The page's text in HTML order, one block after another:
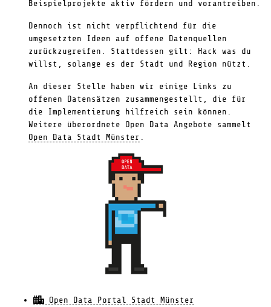
Beispielprojekte aktiv fördern und vorantreiben.
Dennoch ist nicht verpflichtend für die
umgesetzten Ideen auf offene Datenquellen
zurückzugreifen. Stattdessen gilt: Hack was du
willst, solange es der Stadt und Region nützt.
An dieser Stelle haben wir einige Links zu
offenen Datensätzen zusammengestellt, die für
die Implementierung hilfreich sein können.
Weitere überordnete Open Data Angebote sammelt
Open Data Stadt Münster
Open Data Portal Stadt Münster